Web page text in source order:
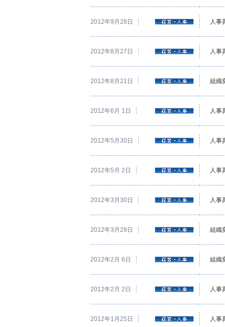
2012年9月28日 人事
2012年8月27日 人事
2012年8月21日 組織
2012年6月 1日 人事
2012年5月30日 人事
2012年5月 2日 人事
2012年3月30日 人事
2012年3月29日 組織
2012年2月 6日 組織
2012年2月 2日 人事
2012年1月25日 人事